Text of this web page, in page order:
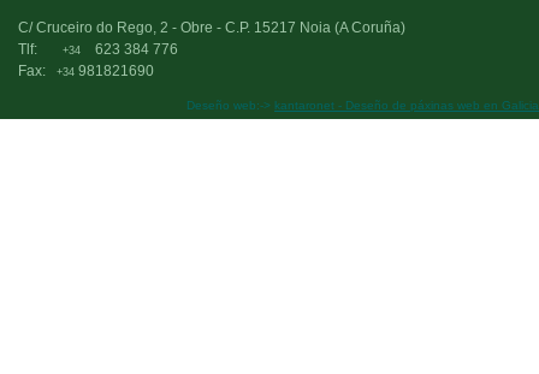
C/ Cruceiro do Rego, 2 - Obre - C.P. 15217 Noia (A Coruña)
Tlf:
+34
623 384 776
Fax:
+34 981821690
Deseño web:-> kantaronet - Deseño de páxinas web en Galicia